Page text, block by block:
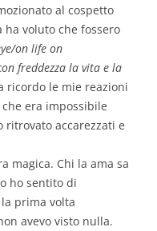
al cospetto
ha voluto che fossero
on life on
freddezza la vita e la
ricordo le mie reazioni
era impossibile
accarezzati e
magica. Chi la ama sa
ho sentito di
prima volta
avevo visto nulla.